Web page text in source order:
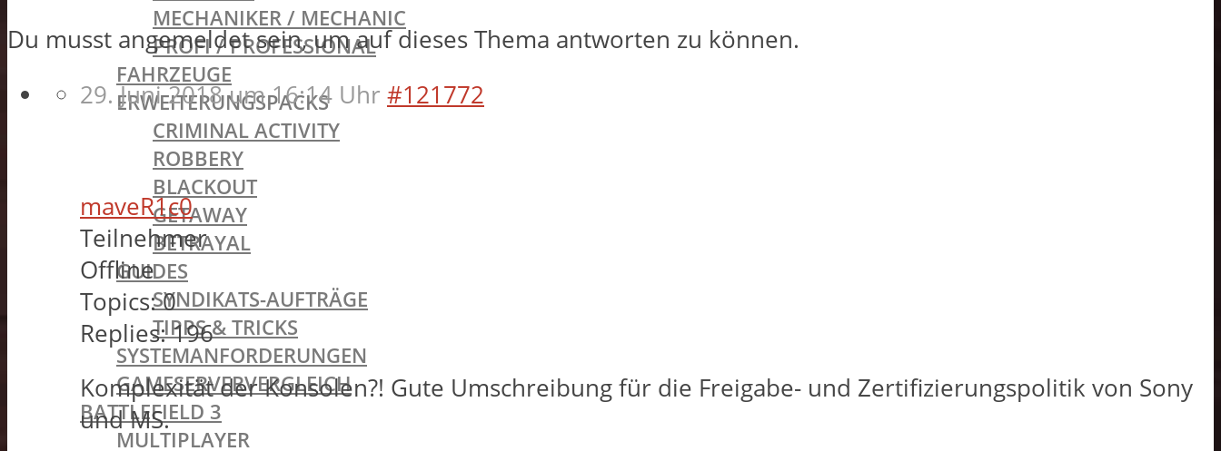
MECHANIKER / MECHANIC
PROFI / PROFESSIONAL
FAHRZEUGE
ERWEITERUNGSPACKS
CRIMINAL ACTIVITY
ROBBERY
BLACKOUT
GETAWAY
BETRAYAL
GUIDES
SYNDIKATS-AUFTRÄGE
TIPPS & TRICKS
SYSTEMANFORDERUNGEN
GAMESERVERVERGLEICH
BATTLEFIELD 3
MULTIPLAYER
Du musst angemeldet sein, um auf dieses Thema antworten zu können.
29. Juni 2018 um 16:14 Uhr #121772
maveR1c0
Teilnehmer
Offline
Topics: 0
Replies: 196
Komplexität der Konsolen?! Gute Umschreibung für die Freigabe- und Zertifizierungspolitik von Sony
und MS.